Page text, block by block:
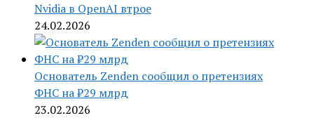
Nvidia в OpenAI втрое
24.02.2026
Основатель Zenden сообщил о претензиях
ФНС на ₽29 млрд
23.02.2026